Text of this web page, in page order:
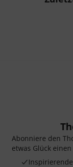
Abonniere den
etwas Glück einen